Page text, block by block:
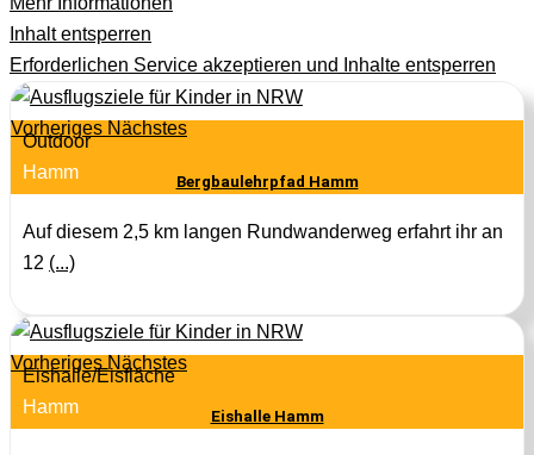
Inhalt entsperren
Erforderlichen Service akzeptieren und Inhalte entsperren
Vorheriges Nächstes
Outdoor
Hamm
Bergbaulehrpfad Hamm
Auf diesem 2,5 km langen Rundwanderweg erfahrt ihr an
12 (...)
Vorheriges Nächstes
Eishalle/Eisfläche
Hamm
Eishalle Hamm